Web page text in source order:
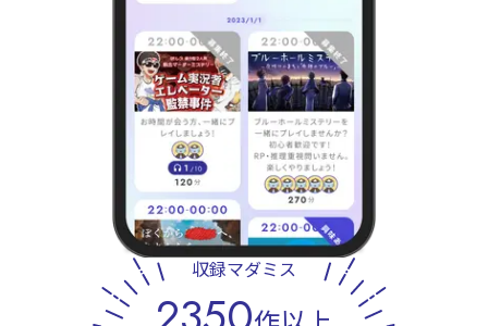
収録マダミス